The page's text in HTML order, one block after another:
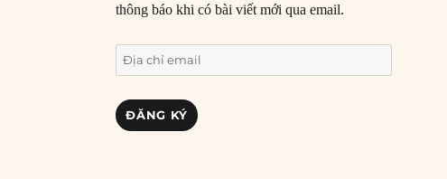
thông báo khi có bài viết mới qua email.
Địa
chỉ
email
ĐĂNG KÝ